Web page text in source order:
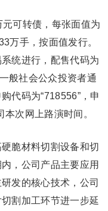
可转债，每张面值为
万手，按面值发行。
统进行，配售代码为
般社会公众投资者通
代码为“718556”，申
本次网上路演时间。
脆材料切割设备和切
，公司产品主要应用
发的核心技术，公司
割加工环节进一步延